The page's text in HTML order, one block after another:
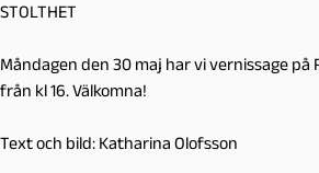
STOLTHET
Måndagen den 30 maj har vi vernissage på
från kl 16. Välkomna!
Text och bild: Katharina Olofsson